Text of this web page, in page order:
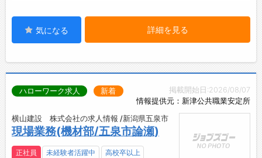
気になる 詳細を見る
掲載開始日:2026/08/07
情報提供元：新津公共職業安定所
ハローワーク求人 新着
横山建設 株式会社の求人情報 /新潟県五泉市
現場業務(機材部/五泉市論瀬)
正社員 未経験者活躍中
高校卒以上